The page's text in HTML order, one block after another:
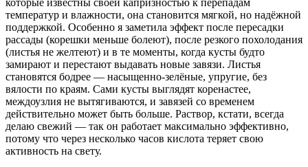
температур и влажности, она становится мягкой, но надёжной
поддержкой. Особенно я заметила эффект после пересадки
рассады (корешки меньше болеют), после резкого похолодания
(листья не желтеют) и в те моменты, когда кусты будто
замирают и перестают выдавать новые завязи. Листья
становятся бодрее — насыщенно-зелёные, упругие, без
вялости по краям. Сами кусты выглядят коренастее,
междоузлия не вытягиваются, и завязей со временем
действительно может быть больше. Раствор, кстати, всегда
делаю свежий — так он работает максимально эффективно,
потому что через несколько часов кислота теряет свою
активность на свету.